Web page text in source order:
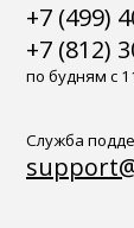
+7 (499)
+7 (812)
по будням с
Служба